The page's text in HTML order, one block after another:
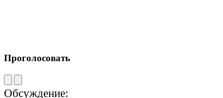
Проголосовать
Обсуждение: